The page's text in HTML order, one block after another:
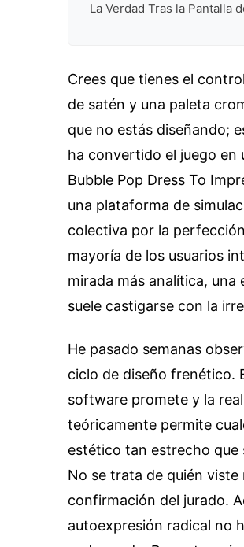
La Verdad Tras la Pantalla
Crees que tienes el
de satén y una paleta
que no estás diseñando;
ha convertido el juego en
Bubble Pop Dress To
una plataforma de
colectiva por la
mayoría de los usuarios
mirada más analítica,
suele castigarse con la
He pasado semanas
ciclo de diseño frenético.
software promete y la
teóricamente permite
estético tan estrecho que
No se trata de quién viste
confirmación del jurado.
autoexpresión radical no